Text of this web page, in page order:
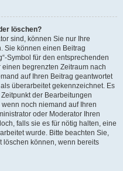
löschen?
sind, können Sie nur Ihre
Sie können einen Beitrag
Symbol für den entsprechenden
begrenzten Zeitraum nach
auf Ihren Beitrag geantwortet
überarbeitet gekennzeichnet. Es
der Bearbeitungen
noch niemand auf Ihren
oder Moderator Ihren
falls sie es für nötig halten, eine
wurde. Bitte beachten Sie,
löschen können, wenn bereits